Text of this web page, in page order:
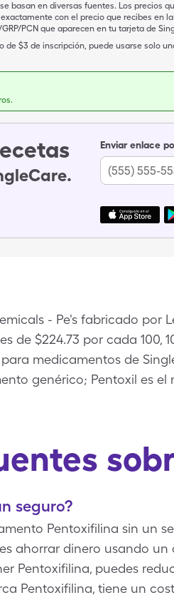
basan en diversas fuentes. Los precios
con el precio que recibes en
PCN que aparecen en tu tarjeta de
$3 de inscripción, puede usarse solo
Enviar enlace
- Pe's fabricado por
de $224.73 por cada 100,
medicamentos de
genérico; Pentoxil es
seguro?
Pentoxifilina sin un
ahorrar dinero usando
Pentoxifilina, puedes
Pentoxifilina, tiene un